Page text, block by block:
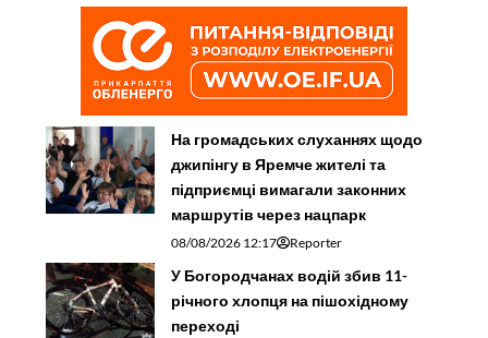
На громадських слуханнях щодо
джипінгу в Яремче житeлі та
підприємці вимагали законних
маршрутів через нацпарк
08/08/2026 12:17 Reporter
У Богородчанах водій збив 11-
річного хлопця на пішохідному
переході